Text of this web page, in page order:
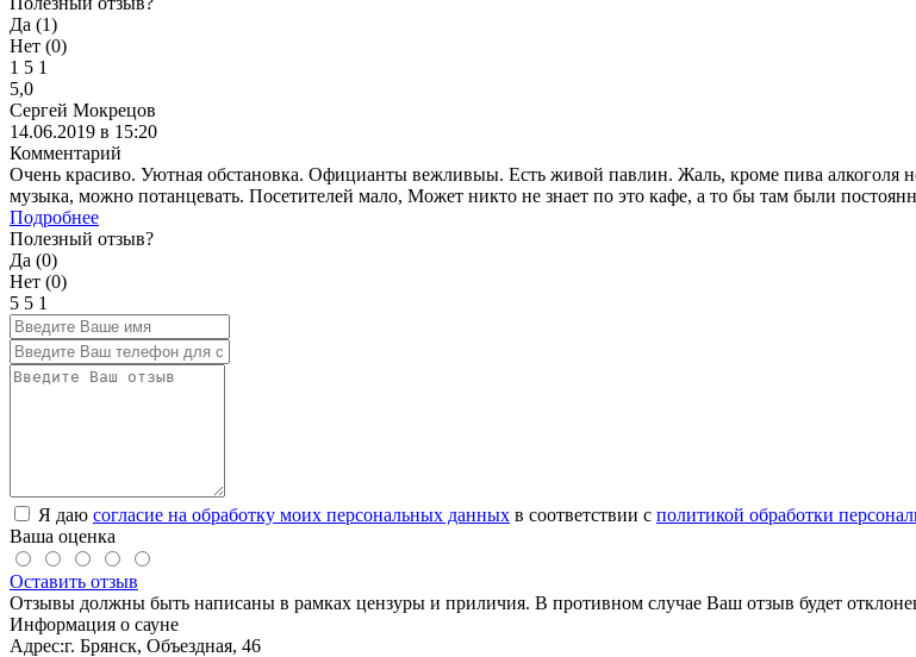
Да (1)
Нет (0)
1 5 1
5,0
Сергей Мокрецов
14.06.2019 в 15:20
Комментарий
Очень красиво. Уютная обстановка. Официанты вежливыы. Есть живой павлин. Жаль, кроме пива алкоголя
музыка, можно потанцевать. Посетителей мало, Может никто не знает по это кафе, а то бы там были
Подробнее
Полезный отзыв?
Да (0)
Нет (0)
5 5 1
Я даю согласие на обработку моих персональных данных в соответствии с политикой обработки
Ваша оценка
Оставить отзыв
Отзывы должны быть написаны в рамках цензуры и приличия. В противном случае Ваш отзыв будет
Информация о сауне
Адрес:г. Брянск, Объездная, 46